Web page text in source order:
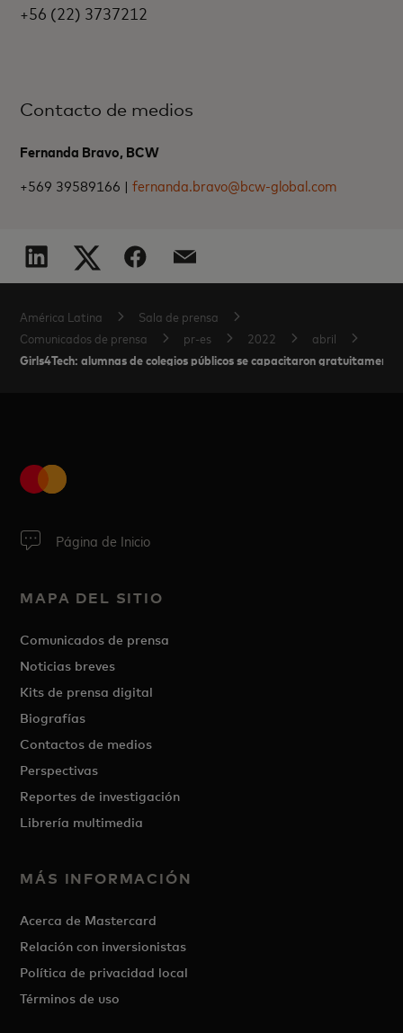
+56 (22) 3737212
Contacto de medios
Fernanda Bravo, BCW
+569 39589166 |fernanda.bravo@bcw-global.com
América Latina
Sala de prensa
Comunicados de prensa
pr-es 2022 abril
Girls4Tech: alumnas de colegios públicos se capacitaron
Página de Inicio
MAPA DEL SITIO
Comunicados de prensa
Noticias breves
Kits de prensa digital
Biografías
Contactos de medios
Perspectivas
Reportes de investigación
Librería multimedia
MÁS INFORMACIÓN
Acerca de Mastercard
Relación con inversionistas
Política de privacidad local
Términos de uso